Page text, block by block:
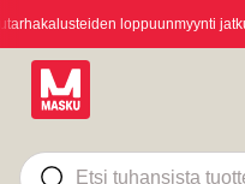
loppuunmyynti